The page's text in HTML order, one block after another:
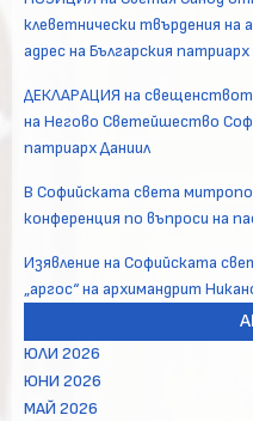
клеветнически твърдения
адрес на Българския
ДЕКЛАРАЦИЯ на
на Негово Светейшество
патриарх Даниил
В Софийската света
конференция по въпроси на
Изявление на Софийската
„аргос“ на архимандрит
ЮЛИ 2026
ЮНИ 2026
МАЙ 2026